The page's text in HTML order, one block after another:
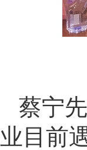
蔡宁
业目前